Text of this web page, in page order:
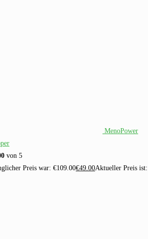
MenoPower
von 5
Preis war: €109.00€49.00Aktueller Preis ist: